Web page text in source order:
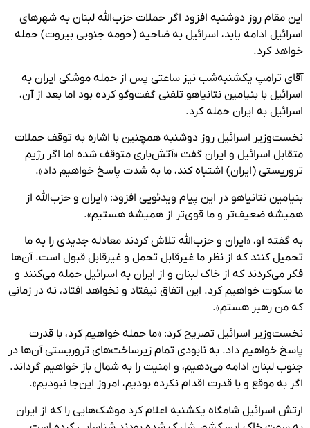
این مقام روز دوشنبه افزود اگر حملات حزب‌الله لبنان به شهرهای
اسرائیل ادامه یابد، اسرائیل به ضاحیه (حومه جنوبی بیروت) حمله
خواهد کرد.
آقای ترامپ یکشنبه‌شب نیز ساعتی پس از حمله موشکی ایران به
اسرائیل با بنیامین نتانیاهو تلفنی گفت‌وگو کرده بود اما بعد از آن،
اسرائیل به ایران حمله کرد.
نخست‌وزیر اسرائیل روز دوشنبه همچنین با اشاره به توقف حملات
متقابل اسرائیل و ایران گفت «آتش‌باری متوقف شده اما اگر رژیم
تروریستی (ایران) اشتباه کند، ما به شدت پاسخ خواهیم داد».
بنیامین نتانیاهو در این پیام ویدئویی افزود: «ایران و حزب‌الله از
همیشه ضعیف‌تر و ما قوی‌تر از همیشه هستیم».
به گفته او، «ایران و حزب‌الله تلاش کردند معادله جدیدی را به ما
تحمیل کنند که از نظر ما غیرقابل تحمل و غیرقابل قبول است. آن‌ها
فکر می‌کردند که از خاک لبنان و از ایران به اسرائیل حمله می‌کنند و
ما سکوت خواهیم کرد. این اتفاق نیفتاد و نخواهد افتاد، نه در زمانی
که من رهبر هستم».
نخست‌وزیر اسرائیل تصریح کرد: «ما حمله خواهیم کرد، با قدرت
پاسخ خواهیم داد. به نابودی تمام زیرساخت‌های تروریستی آن‌ها در
جنوب لبنان ادامه می‌دهیم، و امنیت را به شمال باز خواهیم گرداند.
اگر به موقع و با قدرت اقدام نکرده بودیم، امروز این‌جا نبودیم».
ارتش اسرائیل شامگاه یکشنبه اعلام کرد موشک‌هایی را که از ایران